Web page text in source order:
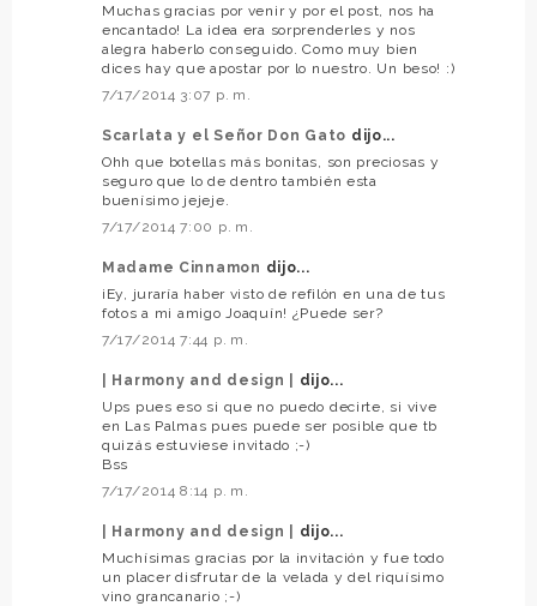
Muchas gracias por venir y por el post, nos ha
encantado! La idea era sorprenderles y nos
alegra haberlo conseguido. Como muy bien
dices hay que apostar por lo nuestro. Un beso! :)
7/17/2014 3:07 p. m.
Scarlata y el Señor Don Gato dijo...
Ohh que botellas más bonitas, son preciosas y
seguro que lo de dentro también esta
buenísimo jejeje.
7/17/2014 7:00 p. m.
Madame Cinnamon dijo...
¡Ey, juraría haber visto de refilón en una de tus
fotos a mi amigo Joaquín! ¿Puede ser?
7/17/2014 7:44 p. m.
| Harmony and design |
dijo...
Ups pues eso si que no puedo decirte, si vive
en Las Palmas pues puede ser posible que tb
quizás estuviese invitado ;-)
Bss
7/17/2014 8:14 p. m.
| Harmony and design |
dijo...
Muchísimas gracias por la invitación y fue todo
un placer disfrutar de la velada y del riquísimo
vino grancanario ;-)